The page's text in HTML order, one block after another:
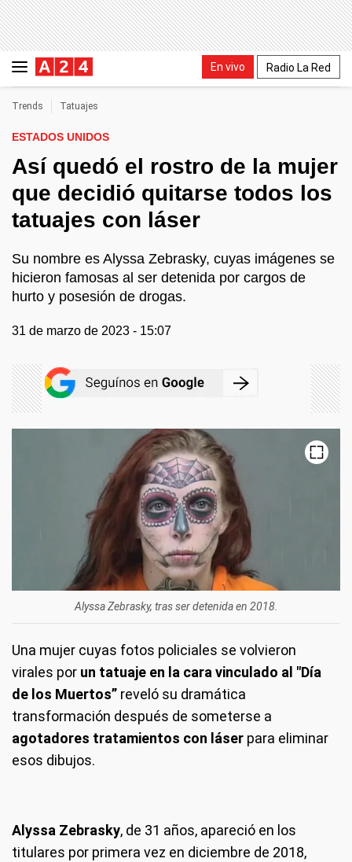
En vivo Radio La Red
Trends Tatuajes
ESTADOS UNIDOS
Así quedó el rostro de la mujer
que decidió quitarse todos los
tatuajes con láser
Su nombre es Alyssa Zebrasky, cuyas imágenes se
hicieron famosas al ser detenida por cargos de
hurto y posesión de drogas.
31 de marzo de 2023 - 15:07
Alyssa Zebrasky, tras ser detenida en 2018.
Una mujer cuyas fotos policiales se volvieron
virales por un tatuaje en la cara vinculado al "Día
de los Muertos” reveló su dramática
transformación después de someterse a
agotadores tratamientos con láser para eliminar
esos dibujos.
Alyssa Zebrasky, de 31 años, apareció en los
titulares por primera vez en diciembre de 2018,